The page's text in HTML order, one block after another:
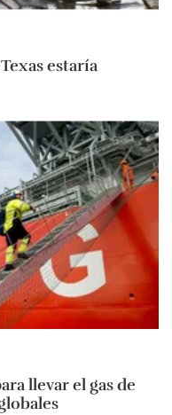
estaría
llevar el gas de